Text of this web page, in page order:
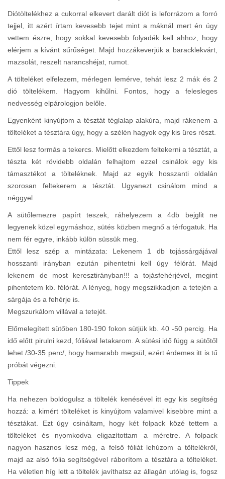
Diótöltelékhez a cukorral elkevert darált diót is leforrázom a forró
tejjel, itt azért írtam kevesebb tejet mint a máknál mert én úgy
vettem észre, hogy sokkal kevesebb folyadék kell ahhoz, hogy
elérjem a kívánt sűrűséget. Majd hozzákeverjük a baracklekvárt,
mazsolát, reszelt narancshéjat, rumot.
A tölteléket elfelezem, mérlegen lemérve, tehát lesz 2 mák és 2
dió töltelékem. Hagyom kihűlni. Fontos, hogy a felesleges
nedvesség elpárologjon belőle.
Egyenként kinyújtom a tésztát téglalap alakúra, majd rákenem a
tölteléket a tésztára úgy, hogy a szélén hagyok egy kis üres részt.
Ettől lesz formás a tekercs. Mielőtt elkezdem feltekerni a tésztát, a
tészta két rövidebb oldalán felhajtom ezzel csinálok egy kis
támasztékot a tölteléknek. Majd az egyik hosszanti oldalán
szorosan feltekerem a tésztát. Ugyanezt csinálom mind a
néggyel.
A sütőlemezre papírt teszek, ráhelyezem a 4db bejglit ne
legyenek közel egymáshoz, sütés közben megnő a térfogatuk. Ha
nem fér egyre, inkább külön süssük meg.
Ettől lesz szép a mintázata: Lekenem 1 db tojássárgájával
hosszanti irányban ezután pihentetni kell úgy félórát. Majd
lekenem de most keresztirányban!!! a tojásfehérjével, megint
pihentetem kb. félórát. A lényeg, hogy megszikkadjon a tetején a
sárgája és a fehérje is.
Megszurkálom villával a tetejét.
Előmelegített sütőben 180-190 fokon sütjük kb. 40 -50 percig. Ha
idő előtt pirulni kezd, fóliával letakarom. A sütési idő függ a sütőtől
lehet /30-35 perc/, hogy hamarabb megsül, ezért érdemes itt is tű
próbát végezni.
Tippek
Ha nehezen boldogulsz a töltelék kenésével itt egy kis segítség
hozzá: a kimért tölteléket is kinyújtom valamivel kisebbre mint a
tésztákat. Ezt úgy csináltam, hogy két folpack közé tettem a
tölteléket és nyomkodva eligazítottam a méretre. A folpack
nagyon hasznos lesz még, a felső fóliát lehúzom a töltelékről,
majd az alsó fólia segítségével ráborítom a tésztára a tölteléket.
Ha véletlen híg lett a töltelék javíthatsz az állagán utólag is, fogsz